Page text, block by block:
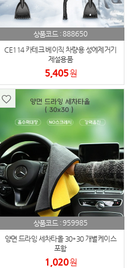
상품코드 :888650
CE114 카테크 베이직 차량용 성에제거기
제설용품
5,405원
상품코드 :959985
양면 드라잉 세차타올 30*30 개별케이스
포함
1,020원